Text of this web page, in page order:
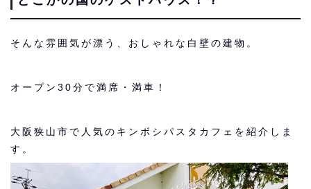
そんな雰囲気が漂う、おしゃれな白壁の建物。
オープン30分で満席・満車！
大阪狭山市で人気のキンボシパスタカフェを紹介しま
す。